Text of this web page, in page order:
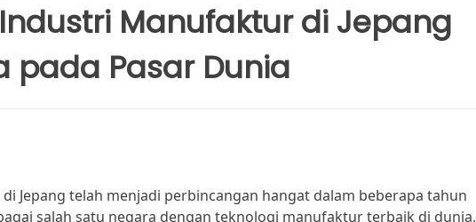
Manufaktur di Jepang
pada Pasar Dunia
Jepang telah menjadi perbincangan hangat dalam beberapa tahun
salah satu negara dengan teknologi manufaktur terbaik di dunia,